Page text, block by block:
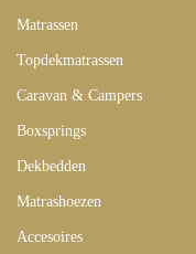
Matrassen
Topdekmatrassen
Caravan & Campers
Boxsprings
Dekbedden
Matrashoezen
Accesoires